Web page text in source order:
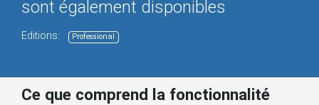
sont également disponibles
Editions: Professional
Ce que comprend la fonctionnalité